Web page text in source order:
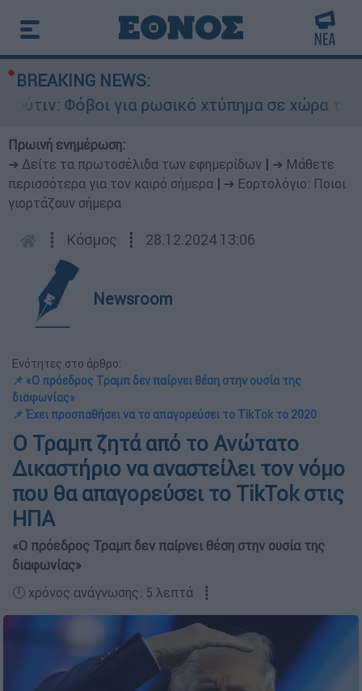
BREAKING NEWS:
Φόβοι για ρωσικό χτύπημα σε χώρα του
Πρωινή ενημέρωση:
➔ Δείτε τα πρωτοσέλιδα των εφημερίδων
➔ Μάθετε
περισσότερα για τον καιρό σήμερα
➔ Εορτολόγιο: Ποιοι
γιορτάζουν σήμερα
┋ Κόσμος ┋ 28.12.2024 13:06
Newsroom
Ενότητες στο άρθρο:
📌 «Ο πρόεδρος Τραμπ δεν παίρνει θέση στην ουσία της
διαφωνίας»
📌 Έχει προσπαθήσει να το απαγορεύσει το TikTok το 2020
Ο Τραμπ ζητά από το Ανώτατο
Δικαστήριο να αναστείλει τον νόμο
που θα απαγορεύσει το TikTok στις
ΗΠΑ
«Ο πρόεδρος Τραμπ δεν παίρνει θέση στην ουσία της
διαφωνίας»
🕛 χρόνος ανάγνωσης: 5 λεπτά ┋